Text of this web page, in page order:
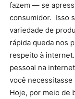
fazem — se
consumidor. Isso
variedade de
rápida queda nos
respeito à
pessoal na
você
Hoje, por meio de